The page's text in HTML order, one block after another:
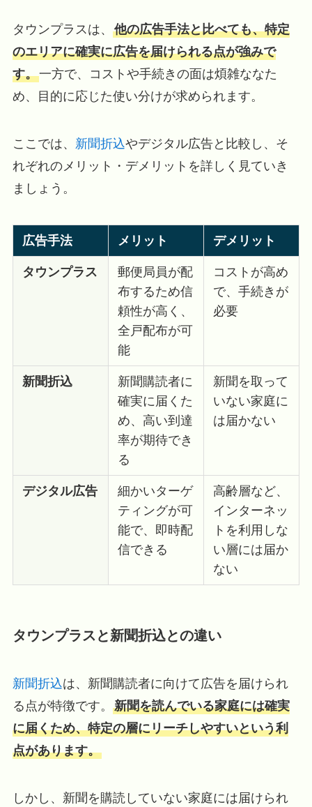
タウンプラスは、 他の広告手法と比べても、特定
のエリアに確実に広告を届けられる点が強みで
す。一方で、コストや手続きの面は煩雑ななた
め、目的に応じた使い分けが求められます。
ここでは、 新聞折込やデジタル広告と比較し、そ
れぞれのメリット・デメリットを詳しく見ていき
ましょう。
広告手法 メリット デメリット
タウンプラス
郵便局員が配
布するため信
頼性が高く、
全戸配布が可
能
コストが高め
で、手続きが
必要
新聞折込
新聞購読者に
確実に届くた
め、高い到達
率が期待でき
る
新聞を取って
いない家庭に
は届かない
デジタル広告
細かいターゲ
ティングが可
能で、即時配
信できる
高齢層など、
インターネッ
トを利用しな
い層には届か
ない
タウンプラスと新聞折込との違い
新聞折込は、新聞購読者に向けて広告を届けられ
る点が特徴です。 新聞を読んでいる家庭には確実
に届くため、特定の層にリーチしやすいという利
点があります。
しかし、新聞を購読していない家庭には届けられ